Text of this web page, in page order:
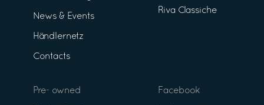
News & Events
Händlernetz
Contacts
Riva Classiche
Pre- owned Facebook